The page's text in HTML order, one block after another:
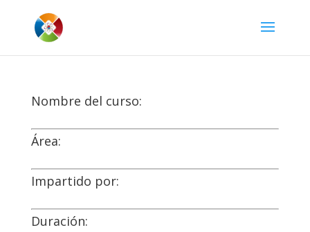
Nombre del curso:
Área:
Impartido por:
Duración: